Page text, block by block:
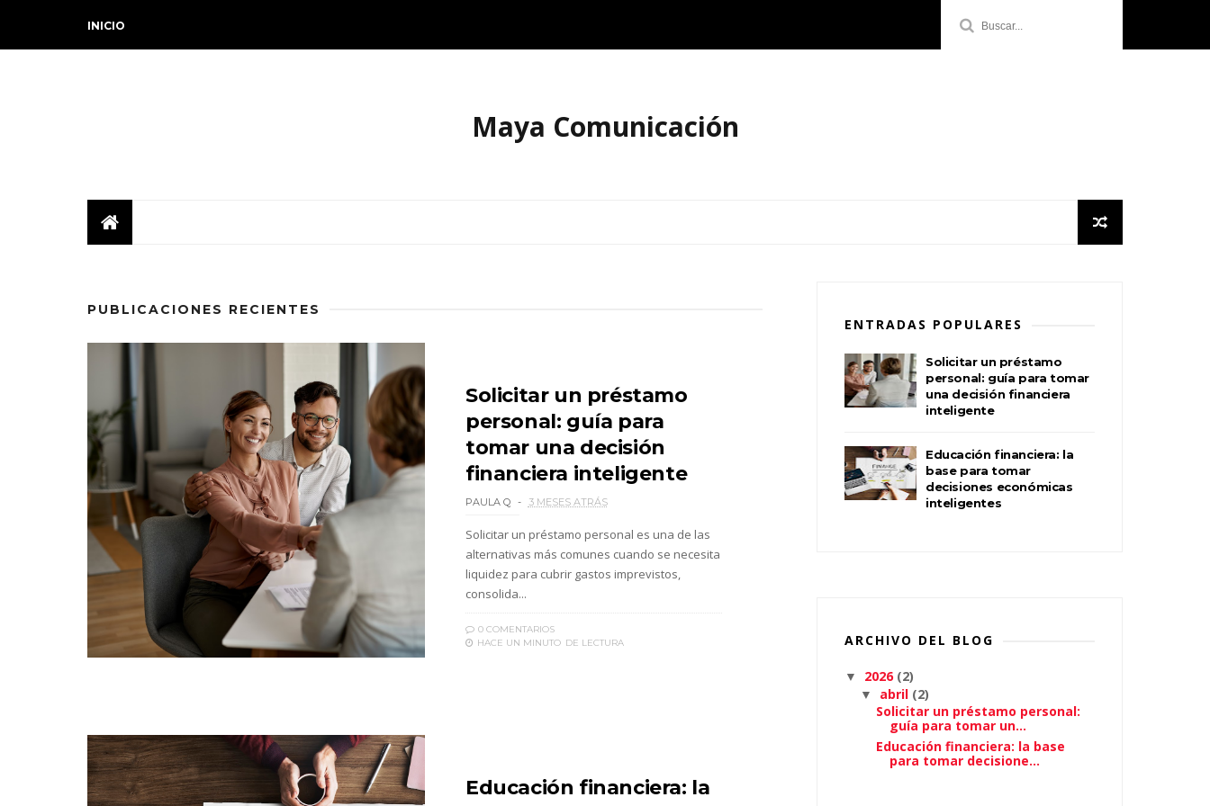
INICIO
Maya Comunicación
PUBLICACIONES RECIENTES
Solicitar un préstamo
personal: guía para
tomar una decisión
financiera inteligente
PAULA Q 3 MESES ATRÁS
Solicitar un préstamo personal es una de las
alternativas más comunes cuando se necesita
liquidez para cubrir gastos imprevistos,
consolida...
0 COMENTARIOS
HACE UN MINUTO DE LECTURA
Educación financiera: la
ENTRADAS POPULARES
Solicitar un préstamo
personal: guía para tomar
una decisión financiera
inteligente
Educación financiera: la
base para tomar
decisiones económicas
inteligentes
ARCHIVO DEL BLOG
▼ 2026 (2)
▼ abril (2)
Solicitar un préstamo personal:
guía para tomar un...
Educación financiera: la base
para tomar decisione...